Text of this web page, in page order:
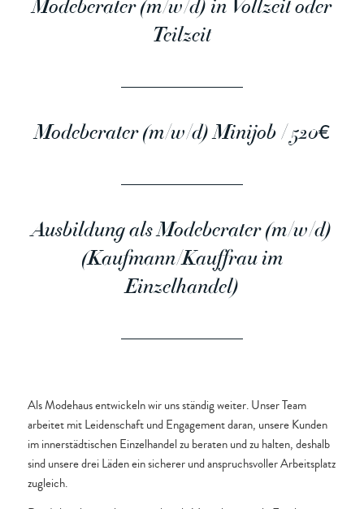
Modeberater (m/w/d) in Vollzeit oder
Teilzeit
Modeberater (m/w/d) Minijob / 520€
Ausbildung als Modeberater (m/w/d)
(Kaufmann/Kauffrau im
Einzelhandel)
Als Modehaus entwickeln wir uns ständig weiter. Unser Team
arbeitet mit Leidenschaft und Engagement daran, unsere Kunden
im innerstädtischen Einzelhandel zu beraten und zu halten, deshalb
sind unsere drei Läden ein sicherer und anspruchsvoller Arbeitsplatz
zugleich.